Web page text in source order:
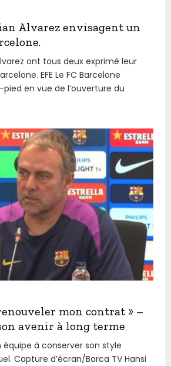
Alvarez envisagent un
ont tous deux exprimé leur
EFE Le FC Barcelone
pied en vue de l’ouverture du
mon contrat » –
avenir à long terme
équipe à conserver son style
Capture d’écran/Barca TV Hansi